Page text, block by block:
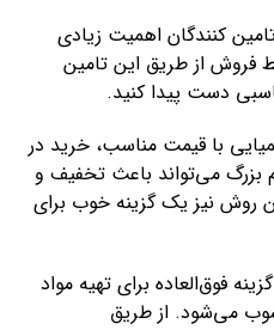
کنندگان اهمیت زیادی
فروش از طریق این تامین
دست پیدا کنید.
با قیمت مناسب، خرید در
می‌تواند باعث تخفیف و
روش نیز یک گزینه خوب برای
فوق‌العاده برای تهیه مواد
می‌شود. از طریق